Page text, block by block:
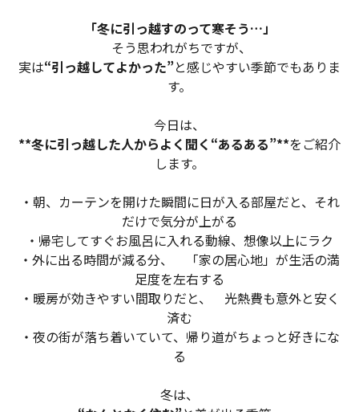
トップ
単身向け特集
スタッフ紹介
会社概要
「冬に引っ越すのって寒そう…」
そう思われがちですが、
実は“引っ越してよかった”と感じやすい季節でもありま
す。
今日は、
**冬に引っ越した人からよく聞く“あるある”**をご紹介
します。
・朝、カーテンを開けた瞬間に日が入る部屋だと、それ
だけで気分が上がる
・帰宅してすぐお風呂に入れる動線、想像以上にラク
・外に出る時間が減る分、 「家の居心地」が生活の満
足度を左右する
・暖房が効きやすい間取りだと、 光熱費も意外と安く
済む
・夜の街が落ち着いていて、帰り道がちょっと好きにな
る
冬は、